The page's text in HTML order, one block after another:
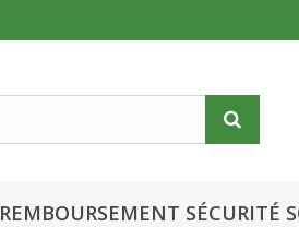
REMBOURSEMENT SÉCURITÉ